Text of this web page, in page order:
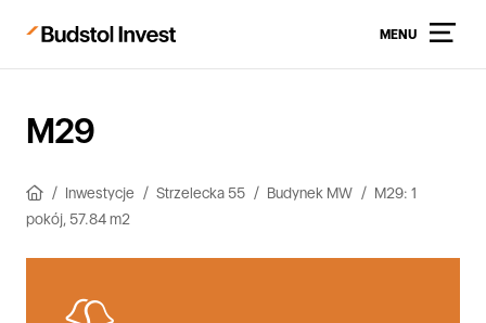
MENU
M29
Inwestycje Strzelecka 55 Budynek MW
M29: 1
pokój, 57.84 m2